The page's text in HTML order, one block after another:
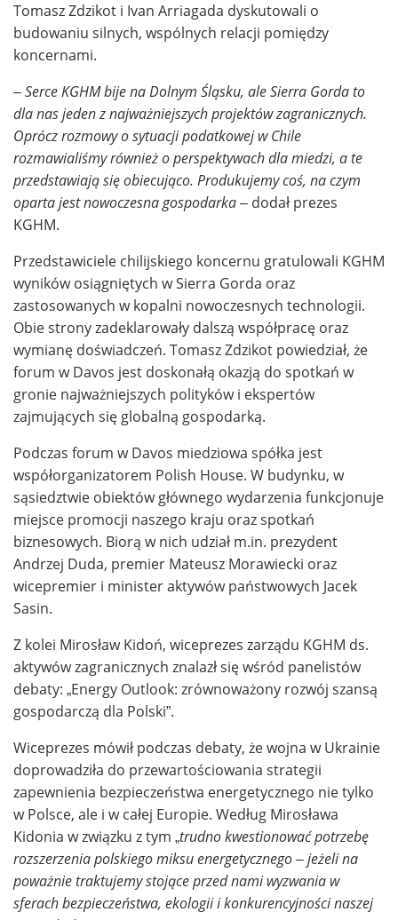
Tomasz Zdzikot i Ivan Arriagada dyskutowali o
budowaniu silnych, wspólnych relacji pomiędzy
koncernami.
–Serce KGHM bije na Dolnym Śląsku, ale Sierra Gorda to
dla nas jeden z najważniejszych projektów zagranicznych.
Oprócz rozmowy o sytuacji podatkowej w Chile
rozmawialiśmy również o perspektywach dla miedzi, a te
przedstawiają się obiecująco. Produkujemy coś, na czym
oparta jest nowoczesna gospodarka – dodał prezes
KGHM.
Przedstawiciele chilijskiego koncernu gratulowali KGHM
wyników osiągniętych w Sierra Gorda oraz
zastosowanych w kopalni nowoczesnych technologii.
Obie strony zadeklarowały dalszą współpracę oraz
wymianę doświadczeń. Tomasz Zdzikot powiedział, że
forum w Davos jest doskonałą okazją do spotkań w
gronie najważniejszych polityków i ekspertów
zajmujących się globalną gospodarką.
Podczas forum w Davos miedziowa spółka jest
współorganizatorem Polish House. W budynku, w
sąsiedztwie obiektów głównego wydarzenia funkcjonuje
miejsce promocji naszego kraju oraz spotkań
biznesowych. Biorą w nich udział m.in. prezydent
Andrzej Duda, premier Mateusz Morawiecki oraz
wicepremier i minister aktywów państwowych Jacek
Sasin.
Z kolei Mirosław Kidoń, wiceprezes zarządu KGHM ds.
aktywów zagranicznych znalazł się wśród panelistów
debaty: „Energy Outlook: zrównoważony rozwój szansą
gospodarczą dla Polski”.
Wiceprezes mówił podczas debaty, że wojna w Ukrainie
doprowadziła do przewartościowania strategii
zapewnienia bezpieczeństwa energetycznego nie tylko
w Polsce, ale i w całej Europie. Według Mirosława
Kidonia w związku z tym „trudno kwestionować potrzebę
rozszerzenia polskiego miksu energetycznego – jeżeli na
poważnie traktujemy stojące przed nami wyzwania w
sferach bezpieczeństwa, ekologii i konkurencyjności naszej